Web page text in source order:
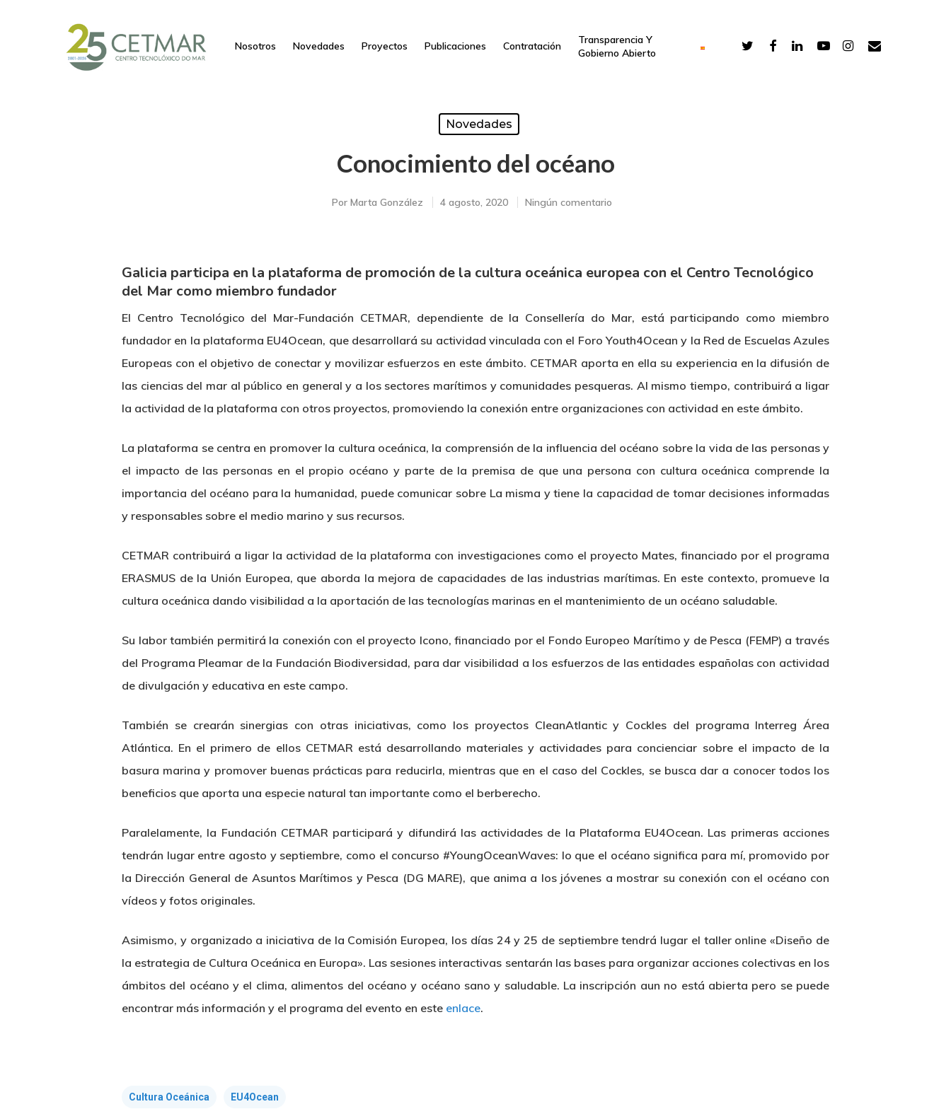
Hit enter to search or ESC to close
Nosotros Novedades Proyectos Publicaciones Contratación
Transparencia Y
Gobierno Abierto
Novedades
Conocimiento del océano
Por Marta González 4 agosto, 2020 Ningún comentario
Galicia participa en la plataforma de promoción de la cultura oceánica europea con el Centro Tecnológico
del Mar como miembro fundador
El Centro Tecnológico del Mar-Fundación CETMAR, dependiente de la Consellería do Mar, está participando como miembro
fundador en la plataforma EU4Ocean, que desarrollará su actividad vinculada con el Foro Youth4Ocean y la Red de Escuelas Azules
Europeas con el objetivo de conectar y movilizar esfuerzos en este ámbito. CETMAR aporta en ella su experiencia en la difusión de
las ciencias del mar al público en general y a los sectores marítimos y comunidades pesqueras. Al mismo tiempo, contribuirá a ligar
la actividad de la plataforma con otros proyectos, promoviendo la conexión entre organizaciones con actividad en este ámbito.
La plataforma se centra en promover la cultura oceánica, la comprensión de la influencia del océano sobre la vida de las personas y
el impacto de las personas en el propio océano y parte de la premisa de que una persona con cultura oceánica comprende la
importancia del océano para la humanidad, puede comunicar sobre La misma y tiene la capacidad de tomar decisiones informadas
y responsables sobre el medio marino y sus recursos.
CETMAR contribuirá a ligar la actividad de la plataforma con investigaciones como el proyecto Mates, financiado por el programa
ERASMUS de la Unión Europea, que aborda la mejora de capacidades de las industrias marítimas. En este contexto, promueve la
cultura oceánica dando visibilidad a la aportación de las tecnologías marinas en el mantenimiento de un océano saludable.
Su labor también permitirá la conexión con el proyecto Icono, financiado por el Fondo Europeo Marítimo y de Pesca (FEMP) a través
del Programa Pleamar de la Fundación Biodiversidad, para dar visibilidad a los esfuerzos de las entidades españolas con actividad
de divulgación y educativa en este campo.
También se crearán sinergias con otras iniciativas, como los proyectos CleanAtlantic y Cockles del programa Interreg Área
Atlántica. En el primero de ellos CETMAR está desarrollando materiales y actividades para concienciar sobre el impacto de la
basura marina y promover buenas prácticas para reducirla, mientras que en el caso del Cockles, se busca dar a conocer todos los
beneficios que aporta una especie natural tan importante como el berberecho.
Paralelamente, la Fundación CETMAR participará y difundirá las actividades de la Plataforma EU4Ocean. Las primeras acciones
tendrán lugar entre agosto y septiembre, como el concurso #YoungOceanWaves: lo que el océano significa para mí, promovido por
la Dirección General de Asuntos Marítimos y Pesca (DG MARE), que anima a los jóvenes a mostrar su conexión con el océano con
vídeos y fotos originales.
Asimismo, y organizado a iniciativa de la Comisión Europea, los días 24 y 25 de septiembre tendrá lugar el taller online «Diseño de
la estrategia de Cultura Oceánica en Europa». Las sesiones interactivas sentarán las bases para organizar acciones colectivas en los
ámbitos del océano y el clima, alimentos del océano y océano sano y saludable. La inscripción aun no está abierta pero se puede
encontrar más información y el programa del evento en este enlace.
Cultura Oceánica EU4Ocean